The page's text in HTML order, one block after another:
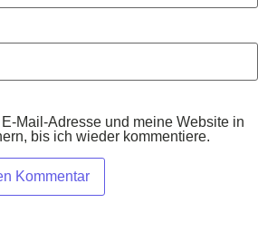
Mail-Adresse und meine Website in
bis ich wieder kommentiere.